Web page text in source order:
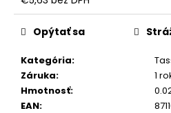
Jednotková
cena:
Kategória:
Záruka:
1
Hmotnosť:
EAN:
Opýtať sa